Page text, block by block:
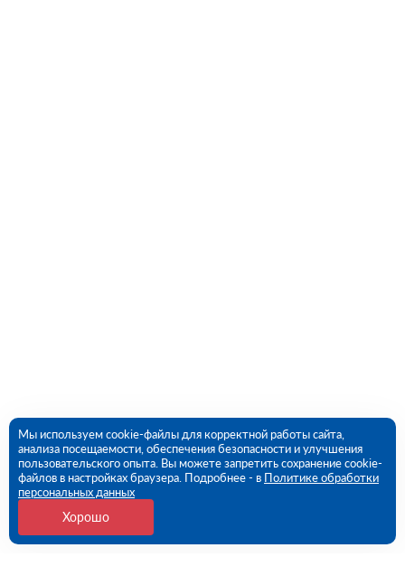
Мы используем cookie-файлы для корректной работы сайта,
анализа посещаемости, обеспечения безопасности и улучшения
пользовательского опыта. Вы можете запретить сохранение cookie-
файлов в настройках браузера. Подробнее - в Политике обработки
персональных данных
Хорошо